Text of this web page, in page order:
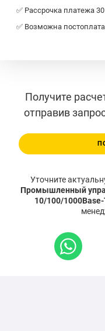
✅ Рассрочка платежа
✅ Возможна
Получите
отправив
Уточните
Промышленный
10/100/1000Base-